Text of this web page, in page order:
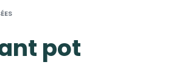
pot